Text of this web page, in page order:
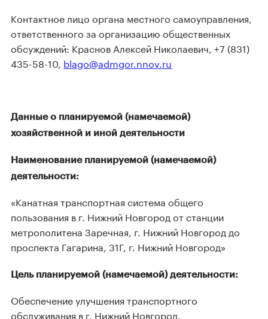
Контактное лицо органа местного самоуправления,
ответственного за организацию общественных
обсуждений: Краснов Алексей Николаевич, +7 (831)
435-58-10, blago@admgor.nnov.ru
Данные о планируемой (намечаемой)
хозяйственной и иной деятельности
Наименование планируемой (намечаемой)
деятельности:
«Канатная транспортная система общего
пользования в г. Нижний Новгород от станции
метрополитена Заречная, г. Нижний Новгород до
проспекта Гагарина, 31Г, г. Нижний Новгород»
Цель планируемой (намечаемой) деятельности:
Обеспечение улучшения транспортного
обслуживания в г. Нижний Новгород.